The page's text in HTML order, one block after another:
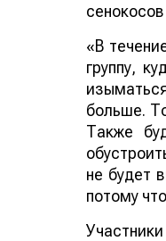
«В
группу,
больше.
Также
не будет
потому